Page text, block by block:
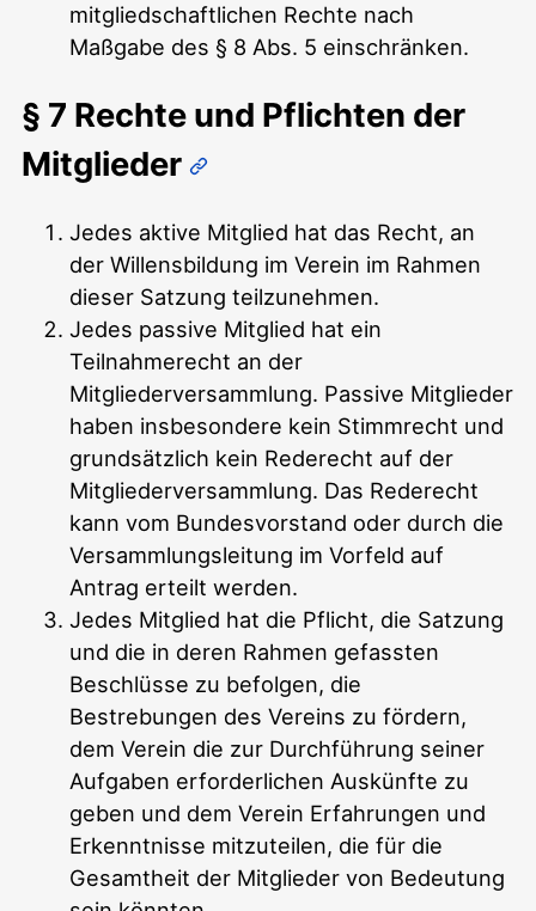
mitgliedschaftlichen Rechte nach
Maßgabe des § 8 Abs. 5 einschränken.
§ 7 Rechte und Pflichten der
Mitglieder
Jedes aktive Mitglied hat das Recht, an
der Willensbildung im Verein im Rahmen
dieser Satzung teilzunehmen.
Jedes passive Mitglied hat ein
Teilnahmerecht an der
Mitgliederversammlung. Passive Mitglieder
haben insbesondere kein Stimmrecht und
grundsätzlich kein Rederecht auf der
Mitgliederversammlung. Das Rederecht
kann vom Bundesvorstand oder durch die
Versammlungsleitung im Vorfeld auf
Antrag erteilt werden.
Jedes Mitglied hat die Pflicht, die Satzung
und die in deren Rahmen gefassten
Beschlüsse zu befolgen, die
Bestrebungen des Vereins zu fördern,
dem Verein die zur Durchführung seiner
Aufgaben erforderlichen Auskünfte zu
geben und dem Verein Erfahrungen und
Erkenntnisse mitzuteilen, die für die
Gesamtheit der Mitglieder von Bedeutung